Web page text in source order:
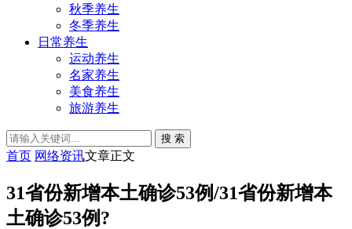
秋季养生
冬季养生
日常养生
运动养生
名家养生
美食养生
旅游养生
搜 索
首页 网络资讯文章正文
31省份新增本土确诊53例/31省份新增本
土确诊53例?